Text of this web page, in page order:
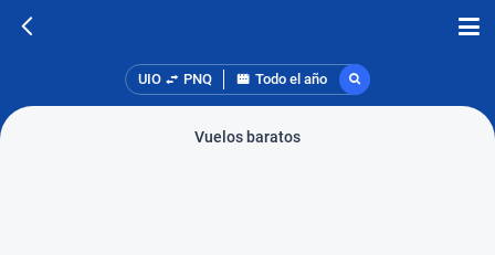
UIO PNQ Todo el año
Vuelos baratos